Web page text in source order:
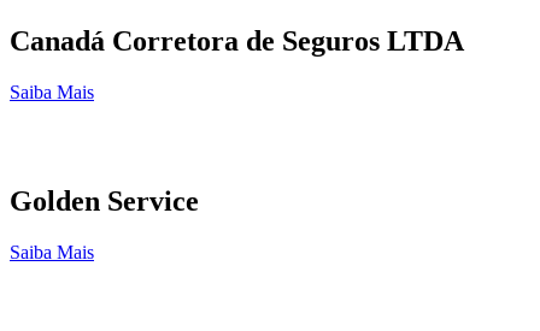
Canadá Corretora de Seguros LTDA
Saiba Mais
Golden Service
Saiba Mais